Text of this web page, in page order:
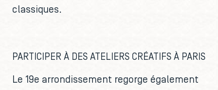
classiques.
PARTICIPER À DES ATELIERS CRÉATIFS À PARIS
Le 19e arrondissement regorge également